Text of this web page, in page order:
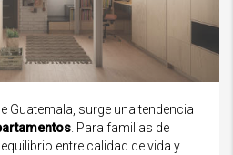
Guatemala, surge una tendencia
. Para familias de
entre calidad de vida y